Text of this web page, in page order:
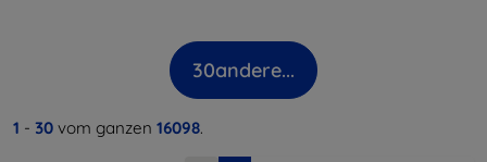
30andere...
1 - 30 vom ganzen 16098.